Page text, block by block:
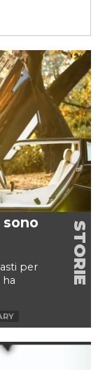
per
ha
STORIE